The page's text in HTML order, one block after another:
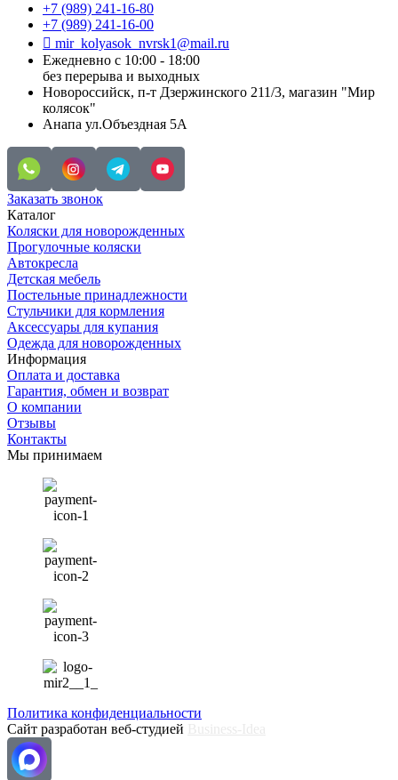
+7 (989) 241-16-80
+7 (989) 241-16-00
mir_kolyasok_nvrsk1@mail.ru
Ежедневно с 10:00 - 18:00
без перерыва и выходных
Новороссийск, п-т Дзержинского 211/3, магазин "Мир
колясок"
Анапа ул.Объездная 5А
Заказать звонок
Каталог
Коляски для новорожденных
Прогулочные коляски
Автокресла
Детская мебель
Постельные принадлежности
Стульчики для кормления
Аксессуары для купания
Одежда для новорожденных
Информация
Оплата и доставка
Гарантия, обмен и возврат
О компании
Отзывы
Контакты
Мы принимаем
Политика конфиденциальности
Сайт разработан веб-студией